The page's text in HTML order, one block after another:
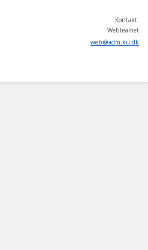
Kontakt:
Webteamet
web@adm ku dk